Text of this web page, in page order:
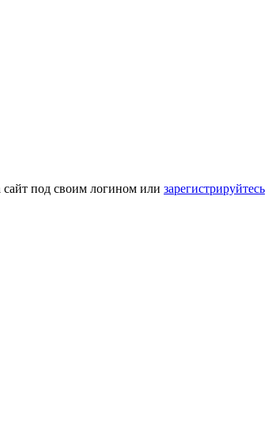
под своим логином или зарегистрируйтесь